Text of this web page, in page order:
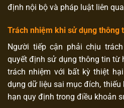
định nội bộ và pháp luật liên
Trách nhiệm khi sử dụng thông
Người tiếp cận phải chịu
quyết định sử dụng thông tin từ
trách nhiệm với bất kỳ thiệt
dụng dữ liệu sai mục đích,
hạn quy định trong điều khoản